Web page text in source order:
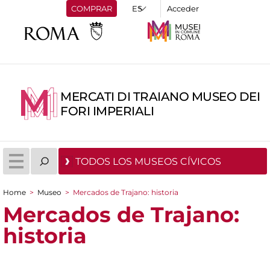
COMPRAR Acceder
MERCATI DI TRAIANO MUSEO DEI
FORI IMPERIALI
TODOS LOS MUSEOS CÍVICOS
You are here
Home > Museo > Mercados de Trajano: historia
Mercados de Trajano:
historia